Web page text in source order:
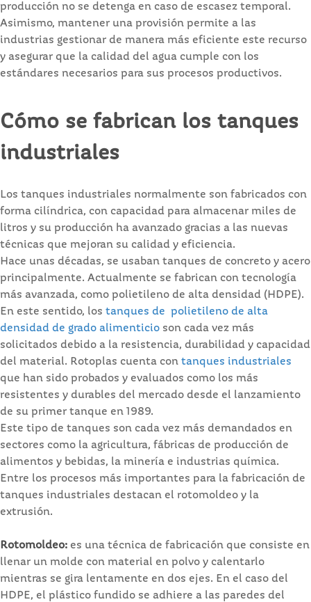
producción no se detenga en caso de escasez temporal.
Asimismo, mantener una provisión permite a las
industrias gestionar de manera más eficiente este recurso
y asegurar que la calidad del agua cumple con los
estándares necesarios para sus procesos productivos.
Cómo se fabrican los tanques
industriales
Los tanques industriales normalmente son fabricados con
forma cilíndrica, con capacidad para almacenar miles de
litros y su producción ha avanzado gracias a las nuevas
técnicas que mejoran su calidad y eficiencia.
Hace unas décadas, se usaban tanques de concreto y acero
principalmente. Actualmente se fabrican con tecnología
más avanzada, como polietileno de alta densidad (HDPE).
En este sentido, los tanques de polietileno de alta
densidad de grado alimenticio son cada vez más
solicitados debido a la resistencia, durabilidad y capacidad
del material. Rotoplas cuenta con tanques industriales
que han sido probados y evaluados como los más
resistentes y durables del mercado desde el lanzamiento
de su primer tanque en 1989.
Este tipo de tanques son cada vez más demandados en
sectores como la agricultura, fábricas de producción de
alimentos y bebidas, la minería e industrias química.
Entre los procesos más importantes para la fabricación de
tanques industriales destacan el rotomoldeo y la
extrusión.
Rotomoldeo: es una técnica de fabricación que consiste en
llenar un molde con material en polvo y calentarlo
mientras se gira lentamente en dos ejes. En el caso del
HDPE, el plástico fundido se adhiere a las paredes del